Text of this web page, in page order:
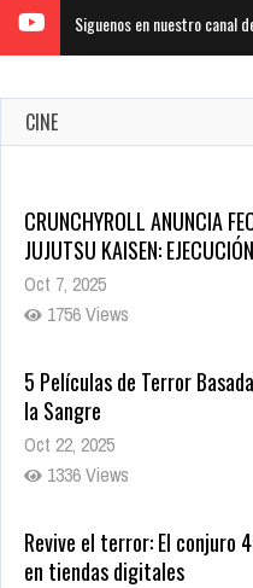
Siguenos en nuestro canal
CINE
CRUNCHYROLL ANUNCIA
JUJUTSU KAISEN: EJECUCIÓN
Oct 7, 2025
1756 Views
5 Películas de Terror
la Sangre
Oct 22, 2025
1336 Views
Revive el terror: El conjuro
en tiendas digitales